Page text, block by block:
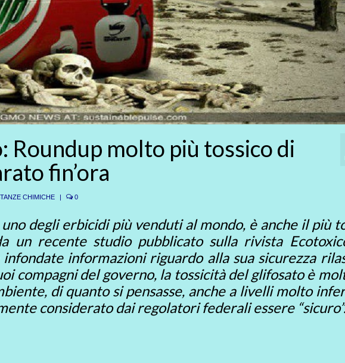
Roundup molto più tossico di
fin’ora
CHIMICHE | 0
degli erbicidi più venduti al mondo, è anche il più
un recente studio pubblicato sulla rivista
informazioni riguardo alla sua sicurezza
compagni del governo, la tossicità del glifosato è
di quanto si pensasse, anche a livelli molto
considerato dai regolatori federali essere